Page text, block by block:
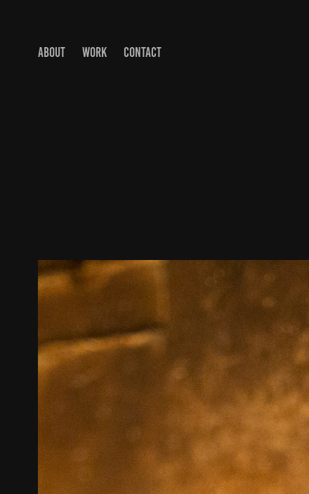
ABOUT WORK CONTACT